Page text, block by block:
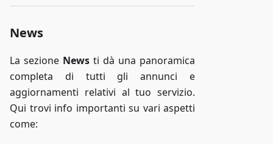
News
La sezione News ti dà una panoramica
completa di tutti gli annunci e
aggiornamenti relativi al tuo servizio.
Qui trovi info importanti su vari aspetti
come: